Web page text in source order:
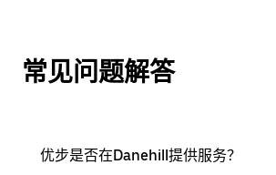
常见问题解答
优步是否在Danehill提供服务？